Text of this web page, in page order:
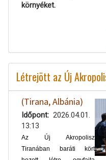
környéket.
Létrejött az Új
(Tirana, Albánia)
Időpont
2026.04.01.
13:13
Az Új Akropolisz
Tiranában baráti kört